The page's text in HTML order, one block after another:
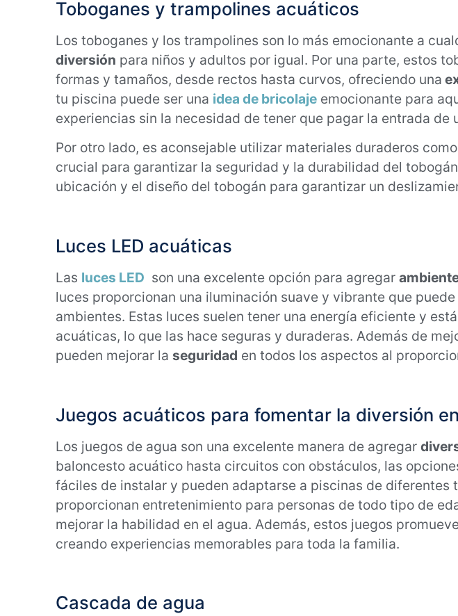
Toboganes y trampolines acuáticos
Los toboganes y los trampolines son lo más emocionante a
diversión para niños y adultos por igual. Por una parte, estos
formas y tamaños, desde rectos hasta curvos, ofreciendo una
tu piscina puede ser una idea de bricolaje emocionante para
experiencias sin la necesidad de tener que pagar la entrada de
Por otro lado, es aconsejable utilizar materiales duraderos
crucial para garantizar la seguridad y la durabilidad del
ubicación y el diseño del tobogán para garantizar un
Luces LED acuáticas
Las luces LED son una excelente opción para agregar
luces proporcionan una iluminación suave y vibrante que
ambientes. Estas luces suelen tener una energía eficiente y
acuáticas, lo que las hace seguras y duraderas. Además de
pueden mejorar la seguridad en todos los aspectos al
Juegos acuáticos para fomentar la diversión
Los juegos de agua son una excelente manera de agregar
baloncesto acuático hasta circuitos con obstáculos, las
fáciles de instalar y pueden adaptarse a piscinas de diferentes
proporcionan entretenimiento para personas de todo tipo de
mejorar la habilidad en el agua. Además, estos juegos
creando experiencias memorables para toda la familia.
Cascada de agua